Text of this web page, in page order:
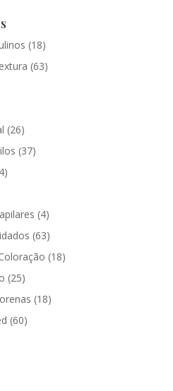
(18)
(63)
(26)
(37)
(4)
(63)
(18)
(25)
(18)
(60)